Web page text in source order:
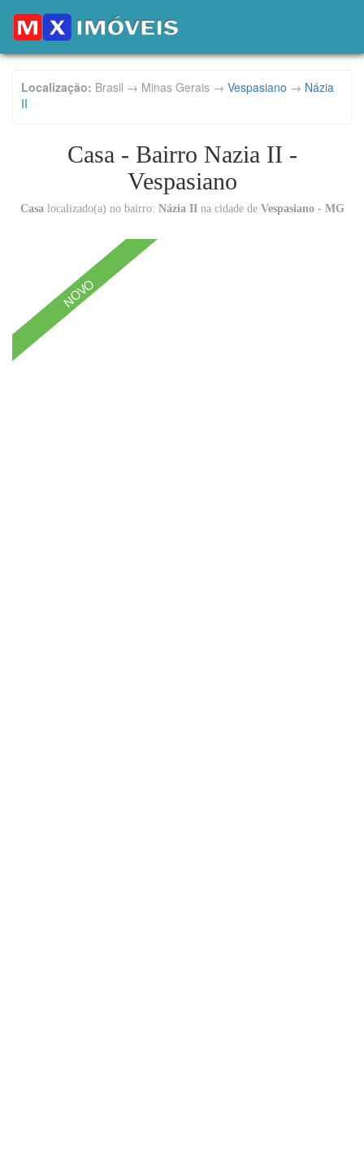
Localização: Brasil → Minas Gerais → Vespasiano → Názia
II
Casa - Bairro Nazia II -
Vespasiano
Casalocalizado(a) no bairro: Názia IIna cidade de Vespasiano - MG
NOVO